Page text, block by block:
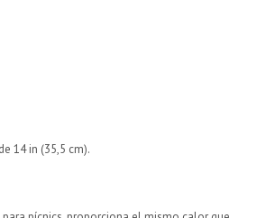
14 in (35,5 cm).